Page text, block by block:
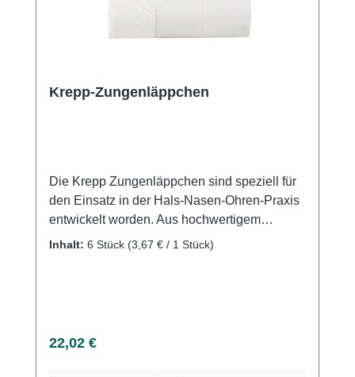
Krepp-Zungenläppchen
Die Krepp Zungenläppchen sind speziell für
den Einsatz in der Hals-Nasen-Ohren-Praxis
entwickelt worden. Aus hochwertigem
Zellstoff gefertigt, dienen diese Läppchen der
perforierten Abrissen, was eine einfache und
Inhalt: 6 Stück (3,67 € / 1 Stück)
Regulärer Preis:
22,02 €